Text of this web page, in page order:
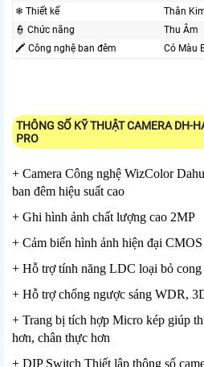
❄ Thiết kế
Thân
👮 Chức năng
Thu Âm
🖍 Công nghệ ban đêm
Có Màu
THÔNG SỐ KỸ THUẬT CAMERA DH-
PRO
+ Camera Công nghệ WizColor
ban đêm hiệu suất cao
+ Ghi hình ảnh chất lượng cao 2MP
+ Cảm biến hình ảnh hiện đại
+ Hỗ trợ tính năng LDC loại bỏ cong
+ Hỗ trợ chống ngược sáng WDR,
+ Trang bị tích hợp Micro kép giúp
hơn, chân thực hơn
+ DIP Switch Thiết lập thông số